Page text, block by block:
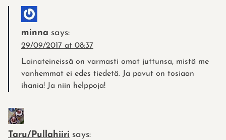
minna says:
29/09/2017 at 08:37
Lainateineissä on varmasti omat juttunsa, mistä me
vanhemmat ei edes tiedetä. Ja pavut on tosiaan
ihania! Ja niin helppoja!
Taru/Pullahiiri says: